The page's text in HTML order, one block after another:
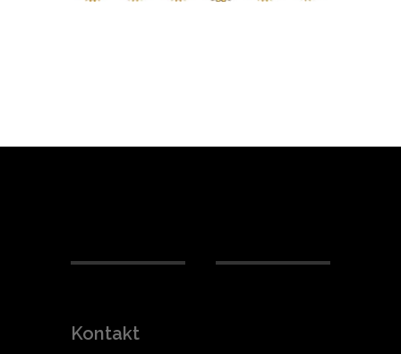
Kontakt